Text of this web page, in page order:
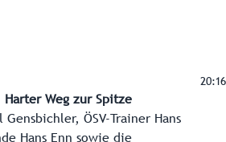
20:16
Harter Weg zur Spitze
Gensbichler, ÖSV-Trainer Hans
Hans Enn sowie die